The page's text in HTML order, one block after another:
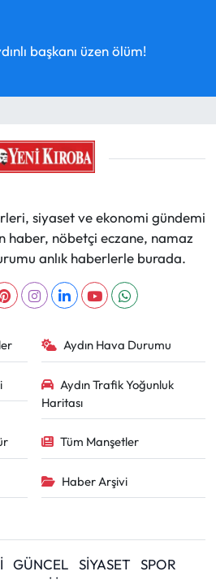
başkanı üzen ölüm!
siyaset ve ekonomi gündemi
haber, nöbetçi eczane, namaz
anlık haberlerle burada.
Aydın Hava Durumu
Aydın Trafik Yoğunluk
Haritası
Tüm Manşetler
Haber Arşivi
GÜNCEL SİYASET
SPOR